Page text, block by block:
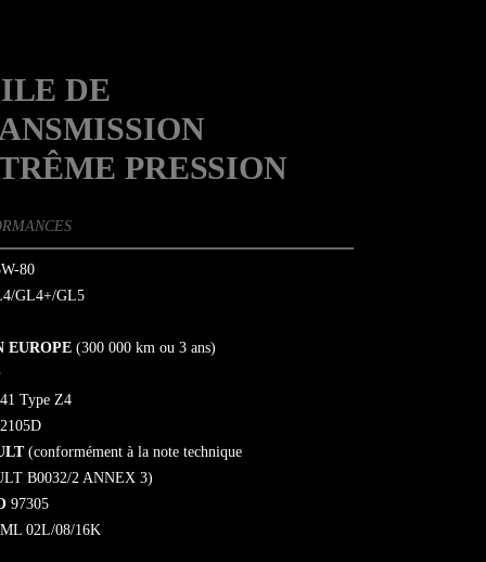
DE
PRESSION
80
GL4+/GL5
EUROPE (300 000 km ou 3 ans)
Type Z4
2105D
(conformément à la note technique
B0032/2 ANNEX 3)
97305
02L/08/16K